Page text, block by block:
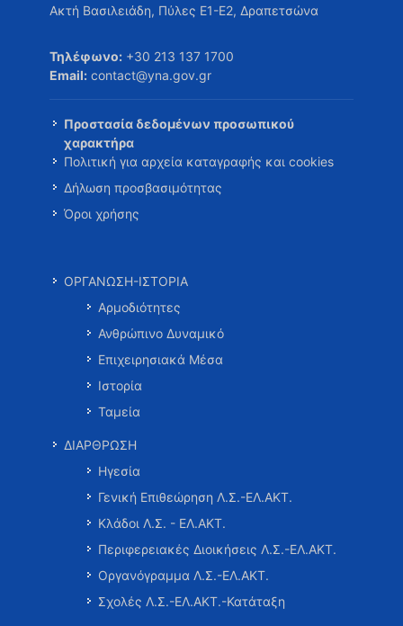
Ακτή Βασιλειάδη, Πύλες Ε1-Ε2, Δραπετσώνα
Τηλέφωνο: +30 213 137 1700
Email: contact@yna.gov.gr
Προστασία δεδομένων προσωπικού
χαρακτήρα
Πολιτική για αρχεία καταγραφής και cookies
Δήλωση προσβασιμότητας
Όροι χρήσης
ΟΡΓΑΝΩΣΗ-ΙΣΤΟΡΙΑ
Αρμοδιότητες
Ανθρώπινο Δυναμικό
Επιχειρησιακά Μέσα
Ιστορία
Ταμεία
ΔΙΑΡΘΡΩΣΗ
Ηγεσία
Γενική Επιθεώρηση Λ.Σ.-ΕΛ.ΑΚΤ.
Κλάδοι Λ.Σ. - ΕΛ.ΑΚΤ.
Περιφερειακές Διοικήσεις Λ.Σ.-ΕΛ.ΑΚΤ.
Οργανόγραμμα Λ.Σ.-ΕΛ.ΑΚΤ.
Σχολές Λ.Σ.-ΕΛ.ΑΚΤ.-Κατάταξη